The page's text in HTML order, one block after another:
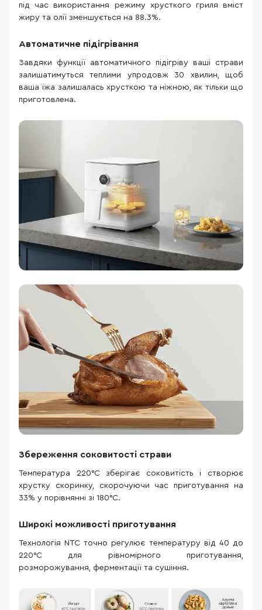
під час використання режиму хрусткого гриля вміст
жиру та олії зменшується на 88.3%.
Автоматичне підігрівання
Завдяки функції автоматичного підігріву ваші страви
залишатимуться теплими упродовж 30 хвилин, щоб
ваша їжа залишалась хрусткою та ніжною, як тільки що
приготовлена.
Збереження соковитості страви
Температура 220°C зберігає соковитість і створює
хрустку скоринку, скорочуючи час приготування на
33% у порівнянні зі 180°C.
Широкі можливості приготування
Технологія NTC точно регулює температуру від 40 до
220°C для рівномірного приготування,
розморожування, ферментації та сушіння.